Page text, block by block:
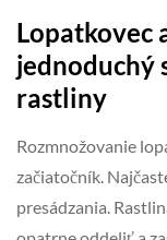
Lopatkovec
jednoduchý
rastliny
Rozmnožovanie
začiatočník.
presádzania.